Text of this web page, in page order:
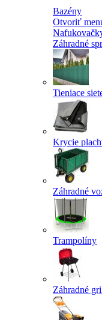
Bazény
Otvoriť
Záhradné
Tieniace
Krycie
Záhradné
Trampolíny
Záhradné